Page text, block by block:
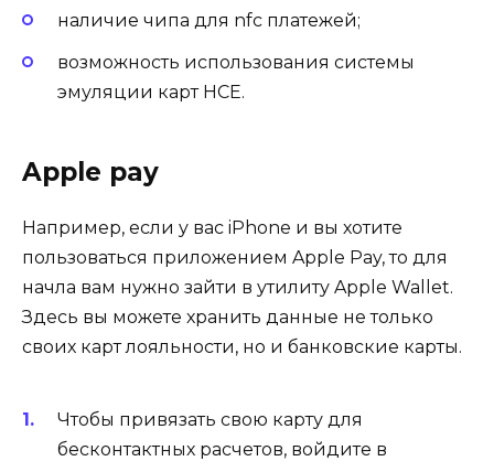
наличие чипа для nfc платежей;
возможность использования системы
эмуляции карт HCE.
Apple pay
Например, если у вас iPhone и вы хотите
пользоваться приложением Apple Pay, то для
начла вам нужно зайти в утилиту Apple Wallet.
Здесь вы можете хранить данные не только
своих карт лояльности, но и банковские карты.
Чтобы привязать свою карту для
бесконтактных расчетов, войдите в